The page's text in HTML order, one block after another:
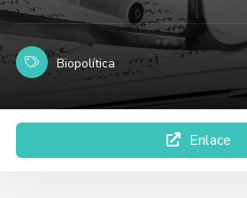
Biopolítica
Enlace